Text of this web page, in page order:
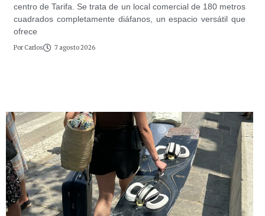
centro de Tarifa. Se trata de un local comercial de 180 metros
cuadrados completamente diáfanos, un espacio versátil que
ofrece
Por Carlos 7 agosto 2026